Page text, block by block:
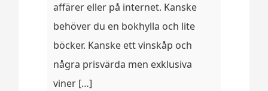
affärer eller på internet. Kanske
behöver du en bokhylla och lite
böcker. Kanske ett vinskåp och
några prisvärda men exklusiva
viner […]